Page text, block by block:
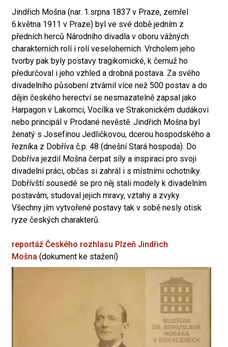
Jindřich Mošna (nar. 1.srpna 1837 v Praze, zemřel
6.května 1911 v Praze) byl ve své době jedním z
předních herců Národního divadla v oboru vážných
charakterních rolí i rolí veseloherních. Vrcholem jeho
tvorby pak byly postavy tragikomické, k čemuž ho
předurčoval i jeho vzhled a drobná postava. Za svého
divadelního působení ztvárnil více než 500 postav a do
dějin českého herectví se nesmazatelně zapsal jako
Harpagon v Lakomci, Vocílka ve Strakonickém dudákovi
nebo principál v Prodané nevěstě. Jindřich Mošna byl
ženatý s Josefínou Jedličkovou, dcerou hospodského a
řezníka z Dobříva č.p. 48 (dnešní Stará hospoda). Do
Dobříva jezdil Mošna čerpat síly a inspiraci pro svoji
divadelní práci, občas si zahrál i s místními ochotníky.
Dobřívští sousedé se pro něj stali modely k divadelním
postavám, studoval jejich mravy, vztahy a zvyky.
Všechny jím vytvořené postavy tak v sobě nesly otisk
ryze českých charakterů.
reportáž Českého rozhlasu Plzeň Jindřich
Mošna (dokument ke stažení)